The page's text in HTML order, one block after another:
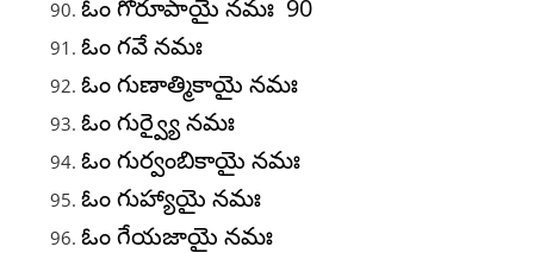
ఓం గోరూపాయై నమః 90
ఓం గవే నమః
ఓం గుణాత్మికాయై నమః
ఓం గుర్వ్యై నమః
ఓం గుర్వంబికాయై నమః
ఓం గుహ్యాయై నమః
ఓం గేయజాయై నమః